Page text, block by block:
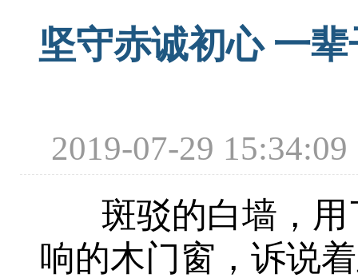
坚守赤诚初心 一
2019-07-29
斑驳的白墙，用
响的木门窗，诉说